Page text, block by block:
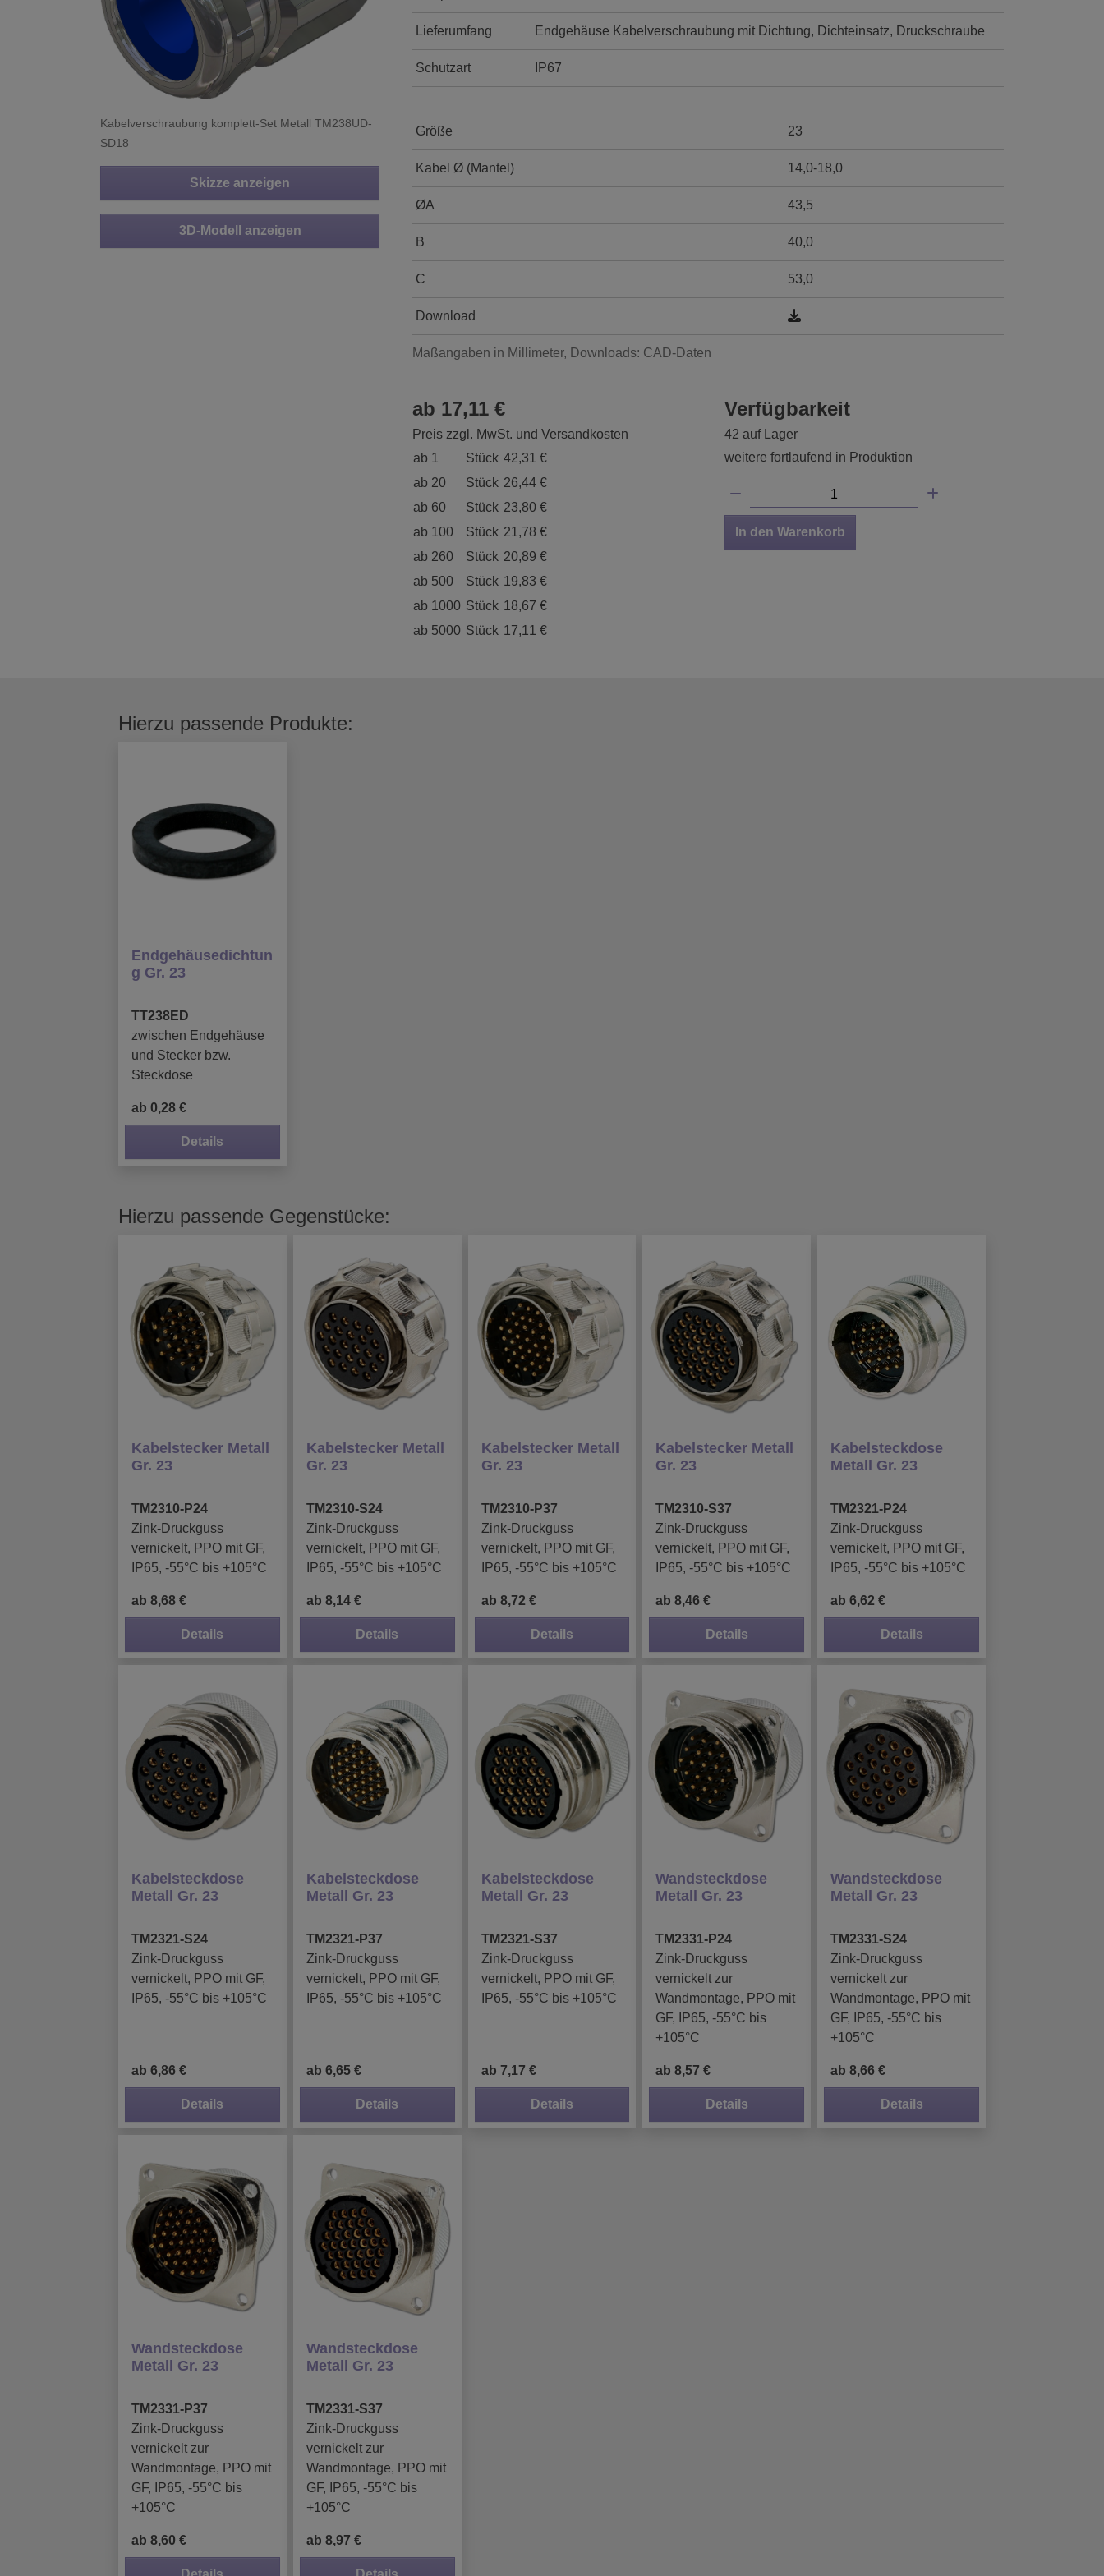
Kabelverschraubung komplett-Set Metall TM238UD-
SD18
Skizze anzeigen
3D-Modell anzeigen
Lieferumfang Endgehäuse Kabelverschraubung mit Dichtung, Dichteinsatz, Druckschraube
Schutzart IP67
Maßangaben in Millimeter, Downloads: CAD-Daten
Größe 23
Kabel Ø (Mantel) 14,0-18,0
ØA 43,5
B 40,0
C 53,0
Download
ab 17,11 €
Preis zzgl. MwSt. und Versandkosten
ab 1
Stück 42,31 €
ab 20
Stück 26,44 €
ab 60
Stück 23,80 €
ab 100
Stück 21,78 €
ab 260
Stück 20,89 €
ab 500
Stück 19,83 €
ab 1000 Stück 18,67 €
ab 5000 Stück 17,11 €
Verfügbarkeit
42 auf Lager
weitere fortlaufend in Produktion
In den Warenkorb
Hierzu passende Produkte:
Endgehäusedichtun
g Gr. 23
TT238ED
zwischen Endgehäuse
und Stecker bzw.
Steckdose
ab 0,28 €
Details
Hierzu passende Gegenstücke:
Kabelstecker Metall
Gr. 23
TM2310-P24
Zink-Druckguss
vernickelt, PPO mit GF,
IP65, -55°C bis +105°C
ab 8,68 €
Details
Kabelstecker Metall
Gr. 23
TM2310-S24
Zink-Druckguss
vernickelt, PPO mit GF,
IP65, -55°C bis +105°C
ab 8,14 €
Details
Kabelstecker Metall
Gr. 23
TM2310-P37
Zink-Druckguss
vernickelt, PPO mit GF,
IP65, -55°C bis +105°C
ab 8,72 €
Details
Kabelstecker Metall
Gr. 23
TM2310-S37
Zink-Druckguss
vernickelt, PPO mit GF,
IP65, -55°C bis +105°C
ab 8,46 €
Details
Kabelsteckdose
Metall Gr. 23
TM2321-P24
Zink-Druckguss
vernickelt, PPO mit GF,
IP65, -55°C bis +105°C
ab 6,62 €
Details
Kabelsteckdose
Metall Gr. 23
TM2321-S24
Zink-Druckguss
vernickelt, PPO mit GF,
IP65, -55°C bis +105°C
ab 6,86 €
Details
Kabelsteckdose
Metall Gr. 23
TM2321-P37
Zink-Druckguss
vernickelt, PPO mit GF,
IP65, -55°C bis +105°C
ab 6,65 €
Details
Kabelsteckdose
Metall Gr. 23
TM2321-S37
Zink-Druckguss
vernickelt, PPO mit GF,
IP65, -55°C bis +105°C
ab 7,17 €
Details
Wandsteckdose
Metall Gr. 23
TM2331-P24
Zink-Druckguss
vernickelt zur
Wandmontage, PPO mit
GF, IP65, -55°C bis
+105°C
ab 8,57 €
Details
Wandsteckdose
Metall Gr. 23
TM2331-S24
Zink-Druckguss
vernickelt zur
Wandmontage, PPO mit
GF, IP65, -55°C bis
+105°C
ab 8,66 €
Details
Wandsteckdose
Metall Gr. 23
TM2331-P37
Zink-Druckguss
vernickelt zur
Wandmontage, PPO mit
GF, IP65, -55°C bis
+105°C
ab 8,60 €
Wandsteckdose
Metall Gr. 23
TM2331-S37
Zink-Druckguss
vernickelt zur
Wandmontage, PPO mit
GF, IP65, -55°C bis
+105°C
ab 8,97 €